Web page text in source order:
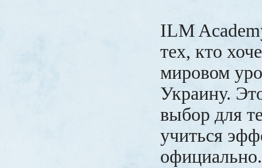
ILM
тех, кто
мировом
Украину.
выбор для
учиться
официально.